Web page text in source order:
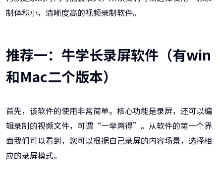
制体积小，清晰度高的视频录制软件。
推荐一：牛学长录屏软件（有win
和Mac二个版本）
首先，该软件的使用非常简单。核心功能是录屏，还可以编
辑录制的视频文件，可谓“一举两得”。从软件的第一个界
面我们可以看到，您可以根据自己录屏的内容场景，选择相
应的录屏模式。